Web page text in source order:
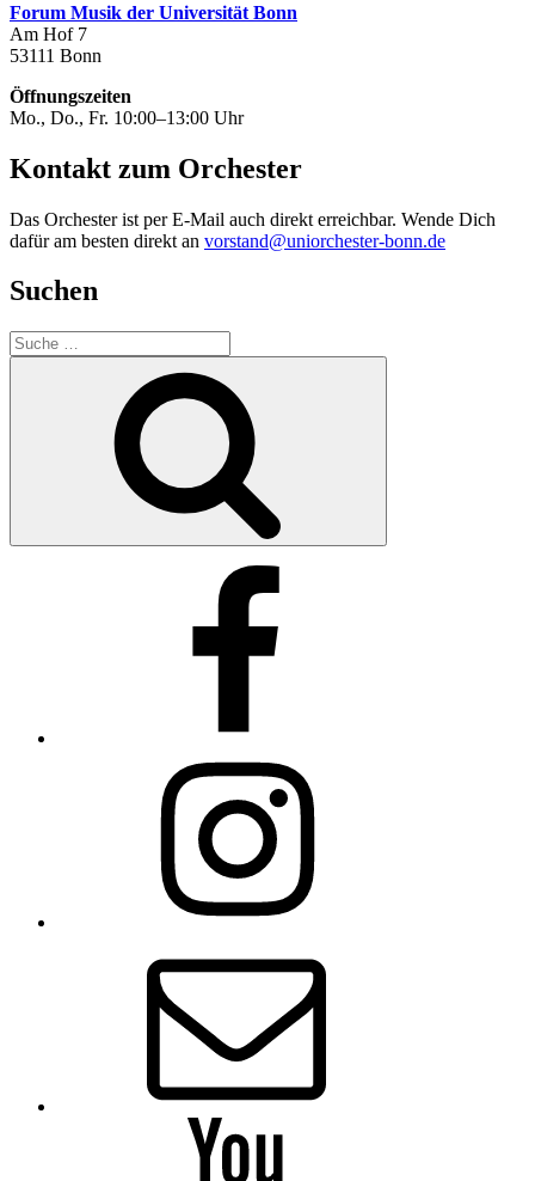
Forum Musik der Universität Bonn
Am Hof 7
53111 Bonn
Öffnungszeiten
Mo., Do., Fr. 10:00–13:00 Uhr
Kontakt zum Orchester
Das Orchester ist per E-Mail auch direkt erreichbar. Wende Dich
dafür am besten direkt an vorstand@uniorchester-bonn.de
Suchen
Suche
nach: